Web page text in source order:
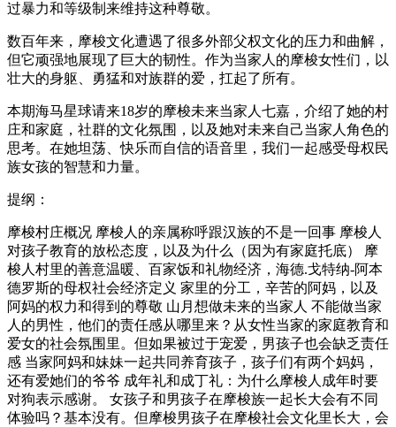
过暴力和等级制来维持这种尊敬。
数百年来，摩梭文化遭遇了很多外部父权文化的压力和曲解，
但它顽强地展现了巨大的韧性。作为当家人的摩梭女性们，以
壮大的身躯、勇猛和对族群的爱，扛起了所有。
本期海马星球请来18岁的摩梭未来当家人七嘉，介绍了她的村
庄和家庭，社群的文化氛围，以及她对未来自己当家人角色的
思考。在她坦荡、快乐而自信的语音里，我们一起感受母权民
族女孩的智慧和力量。
提纲：
摩梭村庄概况 摩梭人的亲属称呼跟汉族的不是一回事 摩梭人
对孩子教育的放松态度，以及为什么（因为有家庭托底） 摩
梭人村里的善意温暖、百家饭和礼物经济，海德.戈特纳-阿本
德罗斯的母权社会经济定义 家里的分工，辛苦的阿妈，以及
阿妈的权力和得到的尊敬 山月想做未来的当家人 不能做当家
人的男性，他们的责任感从哪里来？从女性当家的家庭教育和
爱女的社会氛围里。但如果被过于宠爱，男孩子也会缺乏责任
感 当家阿妈和妹妹一起共同养育孩子，孩子们有两个妈妈，
还有爱她们的爷爷 成年礼和成丁礼：为什么摩梭人成年时要
对狗表示感谢。 女孩子和男孩子在摩梭族一起长大会有不同
体验吗？基本没有。但摩梭男孩子在摩梭社会文化里长大，会